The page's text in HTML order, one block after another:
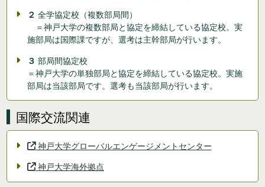
２ 全学協定校（複数部局間）
＝神戸大学の複数部局と協定を締結している協定校。実
施部局は国際課ですが、選考は主幹部局が行います。
３ 部局間協定校
＝神戸大学の単独部局と協定を締結している協定校。実施
部局は当該部局です。選考も当該部局が行います。
国際交流関連
神戸大学グローバルエンゲージメントセンター
神戸大学海外拠点